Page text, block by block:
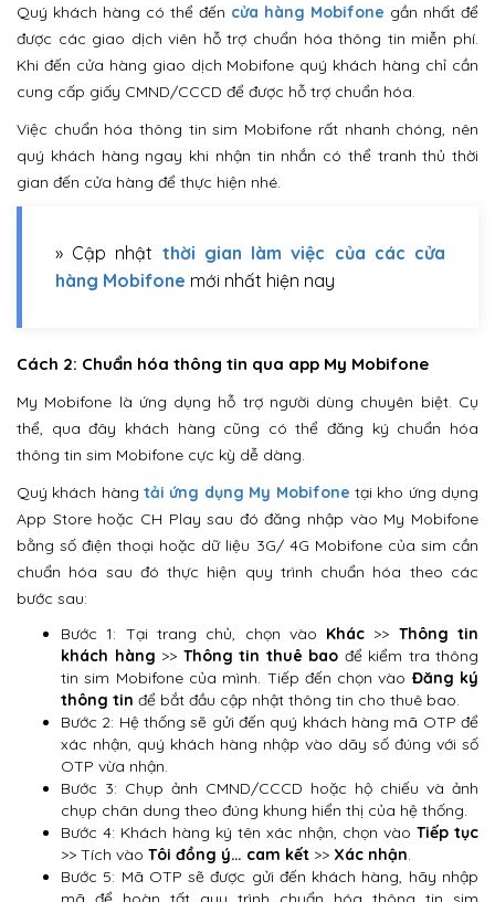
Quý khách hàng có thể đến cửa hàng Mobifone gần nhất để
được các giao dịch viên hỗ trợ chuẩn hóa thông tin miễn phí.
Khi đến cửa hàng giao dịch Mobifone quý khách hàng chỉ cần
cung cấp giấy CMND/CCCD để được hỗ trợ chuẩn hóa.
Việc chuẩn hóa thông tin sim Mobifone rất nhanh chóng, nên
quý khách hàng ngay khi nhận tin nhắn có thể tranh thủ thời
gian đến cửa hàng để thực hiện nhé.
» Cập nhật thời gian làm việc của các cửa
hàng Mobifone mới nhất hiện nay
Cách 2: Chuẩn hóa thông tin qua app My Mobifone
My Mobifone là ứng dụng hỗ trợ người dùng chuyên biệt. Cụ
thể, qua đây khách hàng cũng có thể đăng ký chuẩn hóa
thông tin sim Mobifone cực kỳ dễ dàng.
Quý khách hàngtải ứng dụng My Mobifone tại kho ứng dụng
App Store hoặc CH Play sau đó đăng nhập vào My Mobifone
bằng số điện thoại hoặc dữ liệu 3G/ 4G Mobifone của sim cần
chuẩn hóa sau đó thực hiện quy trình chuẩn hóa theo các
bước sau:
Bước 1: Tại trang chủ, chọn vào Khác >> Thông tin
khách hàng >> Thông tin thuê bao để kiểm tra thông
tin sim Mobifone của mình. Tiếp đến chọn vào Đăng ký
thông tin để bắt đầu cập nhật thông tin cho thuê bao.
Bước 2: Hệ thống sẽ gửi đến quý khách hàng mã OTP để
xác nhận, quý khách hàng nhập vào dãy số đúng với số
OTP vừa nhận.
Bước 3: Chụp ảnh CMND/CCCD hoặc hộ chiếu và ảnh
chụp chân dung theo đúng khung hiển thị của hệ thống.
Bước 4: Khách hàng ký tên xác nhận, chọn vào Tiếp tục
>> Tích vào Tôi đồng ý… cam kết >> Xác nhận.
Bước 5: Mã OTP sẽ được gửi đến khách hàng, hãy nhập